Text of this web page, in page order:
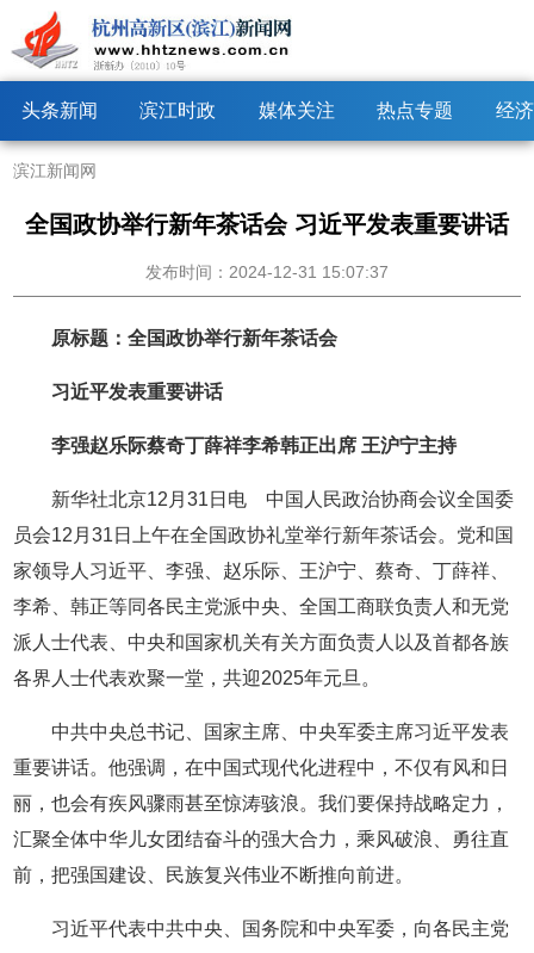
头条新闻 滨江时政 媒体关注 热点专题 经
滨江新闻网
全国政协举行新年茶话会 习近平发表重要讲话
发布时间：2024-12-31 15:07:37
原标题：全国政协举行新年茶话会
习近平发表重要讲话
李强赵乐际蔡奇丁薛祥李希韩正出席 王沪宁主持
新华社北京12月31日电 中国人民政治协商会议全国委
员会12月31日上午在全国政协礼堂举行新年茶话会。党和国
家领导人习近平、李强、赵乐际、王沪宁、蔡奇、丁薛祥、
李希、韩正等同各民主党派中央、全国工商联负责人和无党
派人士代表、中央和国家机关有关方面负责人以及首都各族
各界人士代表欢聚一堂，共迎2025年元旦。
中共中央总书记、国家主席、中央军委主席习近平发表
重要讲话。他强调，在中国式现代化进程中，不仅有风和日
丽，也会有疾风骤雨甚至惊涛骇浪。我们要保持战略定力，
汇聚全体中华儿女团结奋斗的强大合力，乘风破浪、勇往直
前，把强国建设、民族复兴伟业不断推向前进。
习近平代表中共中央、国务院和中央军委，向各民主党